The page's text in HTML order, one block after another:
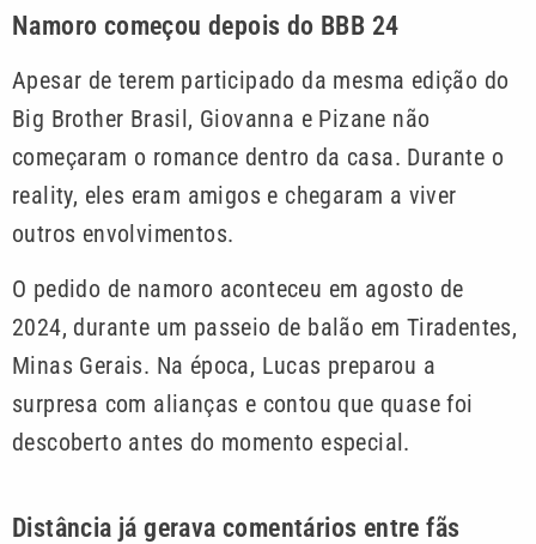
Namoro começou depois do BBB 24
Apesar de terem participado da mesma edição do
Big Brother Brasil, Giovanna e Pizane não
começaram o romance dentro da casa. Durante o
reality, eles eram amigos e chegaram a viver
outros envolvimentos.
O pedido de namoro aconteceu em agosto de
2024, durante um passeio de balão em Tiradentes,
Minas Gerais. Na época, Lucas preparou a
surpresa com alianças e contou que quase foi
descoberto antes do momento especial.
Distância já gerava comentários entre fãs